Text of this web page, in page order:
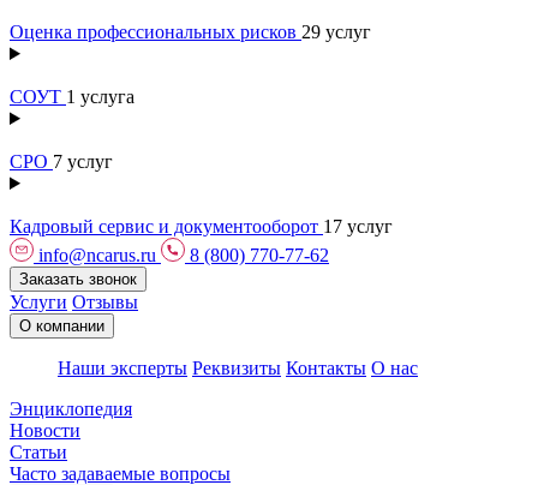
Оценка профессиональных рисков 29 услуг
СОУТ 1 услуга
СРО 7 услуг
Кадровый сервис и документооборот 17 услуг
info@ncarus.ru
8 (800) 770-77-62
Заказать звонок
Услуги Отзывы
О компании
Наши эксперты Реквизиты Контакты О нас
Энциклопедия
Новости
Статьи
Часто задаваемые вопросы